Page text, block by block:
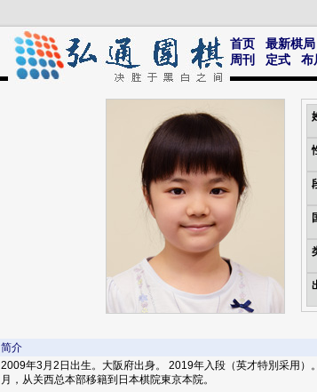
首页 最新棋局
周刊
定式 布
简介
2009年3月2日出生。大阪府出身。 2019年入段（英才特別采用
月，从关西总本部移籍到日本棋院東京本院。